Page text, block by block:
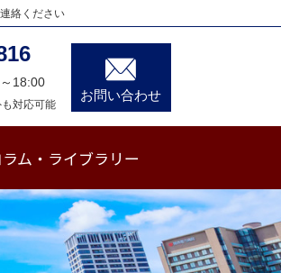
絡ください
18:00
対応可能
お問い合わせ
ラム・ライブラリー